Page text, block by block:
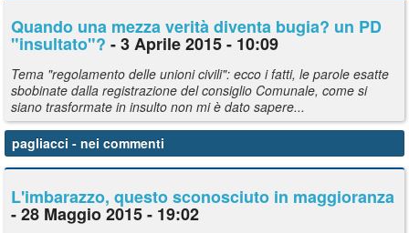
Quando una mezza verità diventa bugia? un PD
"insultato"? - 3 Aprile 2015 - 10:09
Tema "regolamento delle unioni civili": ecco i fatti, le parole esatte
sbobinate dalla registrazione del consiglio Comunale, come si
siano trasformate in insulto non mi è dato sapere...
pagliacci - nei commenti
L'imbarazzo, questo sconosciuto in maggioranza
- 28 Maggio 2015 - 19:02